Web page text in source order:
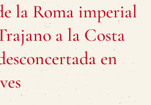
la Roma imperial
a la Costa
en